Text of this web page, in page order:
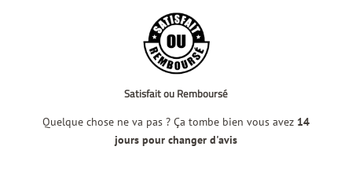
Satisfait ou Remboursé
Quelque chose ne va pas ? Ça tombe bien vous avez 14
jours pour changer d'avis